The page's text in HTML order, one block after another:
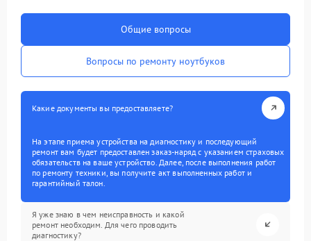
Общие вопросы
Вопросы по ремонту ноутбуков
Какие документы вы предоставляете?
На этапе приема устройства на диагностику и последующий
ремонт вам будет предоставлен заказ-наряд с указанием страховых
обязательств на ваше устройство. Далее, после выполнения работ
по ремонту техники, вы получите акт выполненных работ и
гарантийный талон.
Я уже знаю в чем неисправность и какой
ремонт необходим. Для чего проводить
диагностику?